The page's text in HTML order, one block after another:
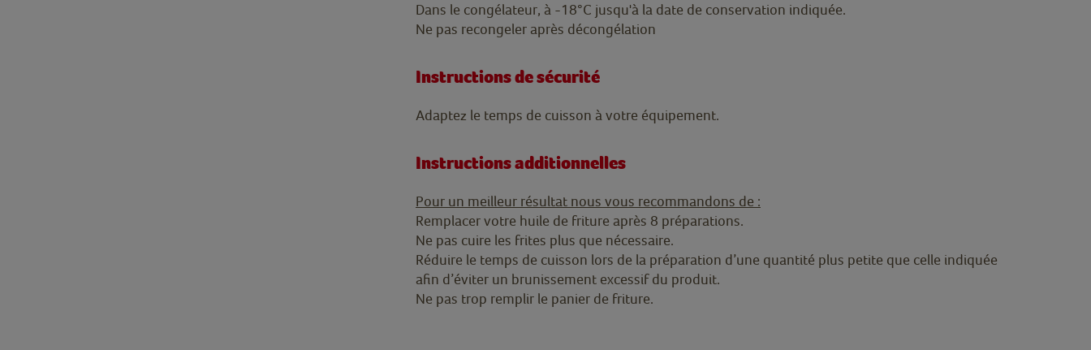
Dans le congélateur, à -18°C jusqu'à la date de conservation indiquée.
Ne pas recongeler après décongélation
Instructions de sécurité
Adaptez le temps de cuisson à votre équipement.
Instructions additionnelles
Pour un meilleur résultat nous vous recommandons de :
Remplacer votre huile de friture après 8 préparations.
Ne pas cuire les frites plus que nécessaire.
Réduire le temps de cuisson lors de la préparation d’une quantité plus petite que celle indiquée
afin d’éviter un brunissement excessif du produit.
Ne pas trop remplir le panier de friture.